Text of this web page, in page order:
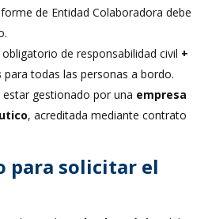
de Entidad Colaboradora debe
de responsabilidad civil +
para todas las personas a bordo.
estar gestionado por una empresa
, acreditada mediante contrato
para solicitar el